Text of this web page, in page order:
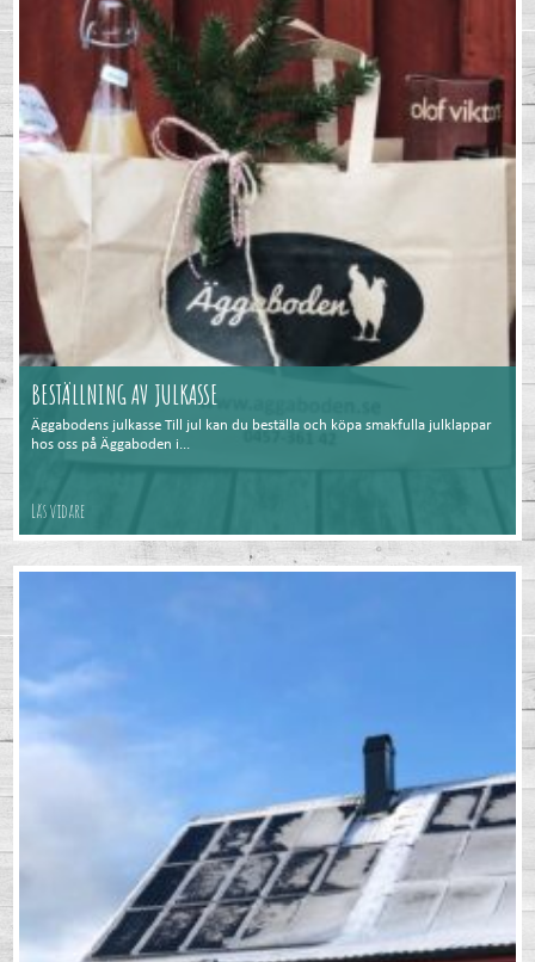
BESTÄLLNING AV JULKASSE
Äggabodens julkasse Till jul kan du beställa och köpa smakfulla julklappar
hos oss på Äggaboden i...
Läs vidare